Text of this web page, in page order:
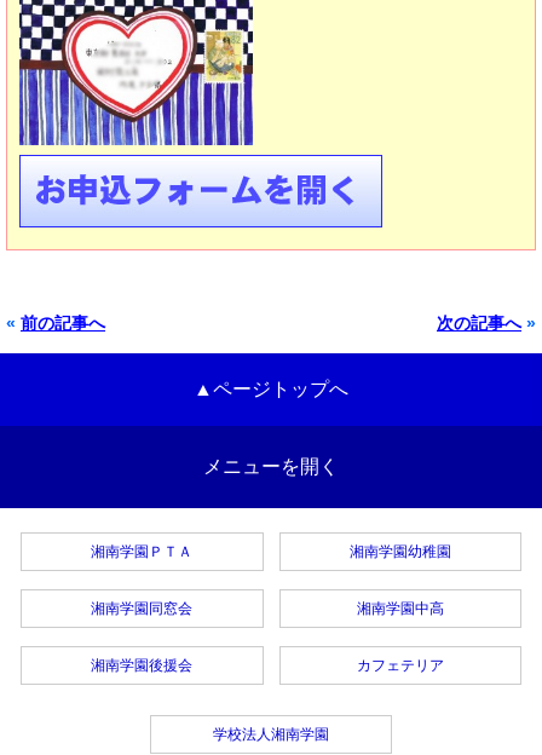
« 前の記事へ 次の記事へ»
▲ページトップへ
メニューを開く
湘南学園ＰＴＡ
湘南学園同窓会
湘南学園後援会
湘南学園幼稚園
湘南学園中高
カフェテリア
学校法人湘南学園